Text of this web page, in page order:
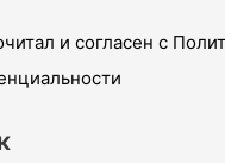
и согласен с